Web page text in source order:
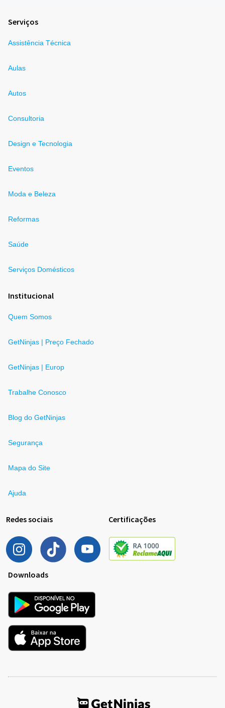
Serviços
Assistência Técnica
Aulas
Autos
Consultoria
Design e Tecnologia
Eventos
Moda e Beleza
Reformas
Saúde
Serviços Domésticos
Institucional
Quem Somos
GetNinjas | Preço Fechado
GetNinjas | Europ
Trabalhe Conosco
Blog do GetNinjas
Segurança
Mapa do Site
Ajuda
Redes sociais Certificações
Downloads